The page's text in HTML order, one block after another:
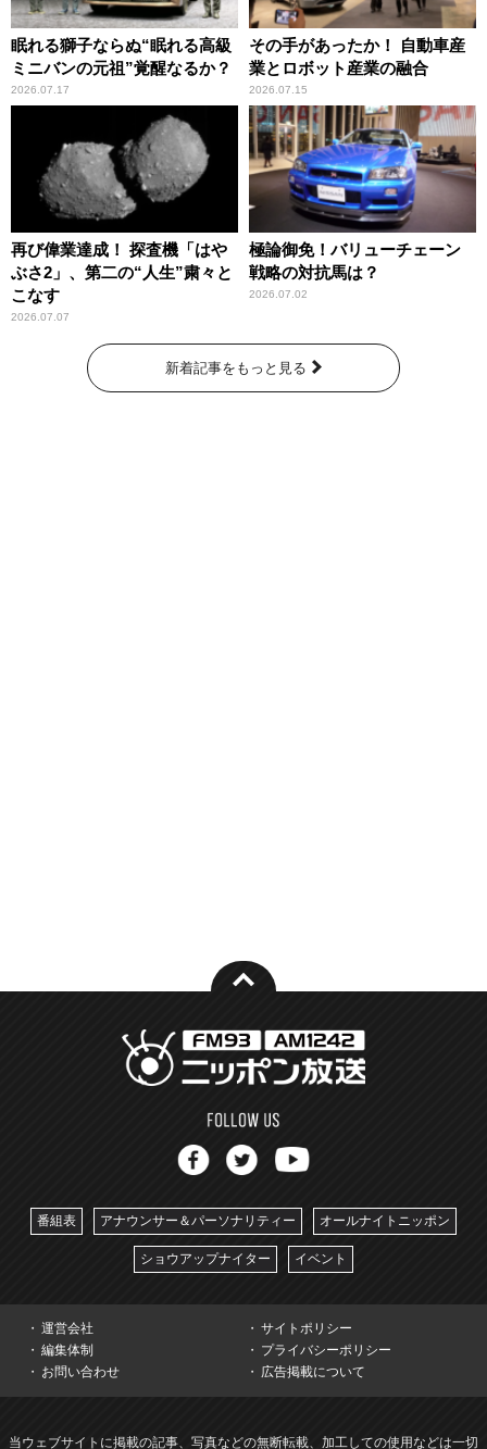
眠れる獅子ならぬ“眠れる高級
ミニバンの元祖”覚醒なるか？
2026.07.17
その手があったか！ 自動車産
業とロボット産業の融合
2026.07.15
再び偉業達成！ 探査機「はや
ぶさ2」、第二の“人生”粛々と
こなす
2026.07.07
極論御免！バリューチェーン
戦略の対抗馬は？
2026.07.02
新着記事をもっと見る
番組表 アナウンサー＆パーソナリティー オールナイトニッポン
ショウアップナイター イベント
運営会社
サイトポリシー
編集体制
プライバシーポリシー
お問い合わせ
広告掲載について
当ウェブサイトに掲載の記事、写真などの無断転載、加工しての使用などは一切